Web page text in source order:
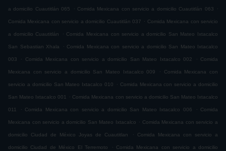
a domicilio Cuautitlán 065 . Comida Mexicana con servicio a domicilio Cuautitlán 063 .
Comida Mexicana con servicio a domicilio Cuautitlán 037 . Comida Mexicana con servicio
a domicilio Cuautitlán . Comida Mexicana con servicio a domicilio San Mateo Ixtacalco
San Sebastian Xhala . Comida Mexicana con servicio a domicilio San Mateo Ixtacalco
003 . Comida Mexicana con servicio a domicilio San Mateo Ixtacalco 002 . Comida
Mexicana con servicio a domicilio San Mateo Ixtacalco 009 . Comida Mexicana con
servicio a domicilio San Mateo Ixtacalco 010 . Comida Mexicana con servicio a domicilio
San Mateo Ixtacalco 001 . Comida Mexicana con servicio a domicilio San Mateo Ixtacalco
011 . Comida Mexicana con servicio a domicilio San Mateo Ixtacalco 006 . Comida
Mexicana con servicio a domicilio San Mateo Ixtacalco . Comida Mexicana con servicio a
domicilio Ciudad de México Joyas de Cuautitlan . Comida Mexicana con servicio a
domicilio Ciudad de México El Terremoto . Comida Mexicana con servicio a domicilio